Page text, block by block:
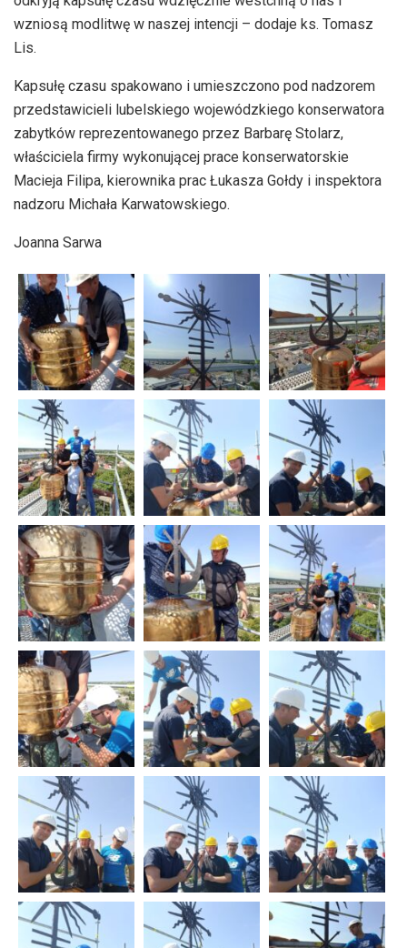
wzniosą modlitwę w naszej intencji – dodaje ks. Tomasz
Lis.
Kapsułę czasu spakowano i umieszczono pod nadzorem
przedstawicieli lubelskiego wojewódzkiego konserwatora
zabytków reprezentowanego przez Barbarę Stolarz,
właściciela firmy wykonującej prace konserwatorskie
Macieja Filipa, kierownika prac Łukasza Gołdy i inspektora
nadzoru Michała Karwatowskiego.
Joanna Sarwa